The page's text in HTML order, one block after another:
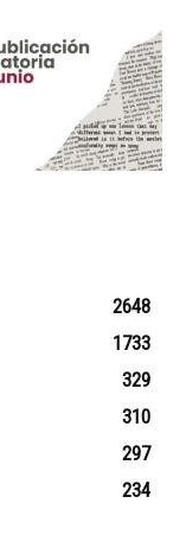
2648
1733
329
310
297
234